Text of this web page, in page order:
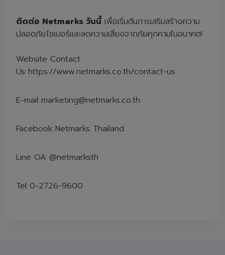
ติดต่อ Netmarks วันนี้ เพื่อเริ่มต้นการเสริมสร้างความ
ปลอดภัยไซเบอร์และลดความเสี่ยงจากภัยคุกคามในอนาคต!
Website Contact
Us: https://www.netmarks.co.th/contact-us
E-mail: marketing@netmarks.co.th
Facebook: Netmarks Thailand
Line OA: @netmarksth
Tel: 0-2726-9600